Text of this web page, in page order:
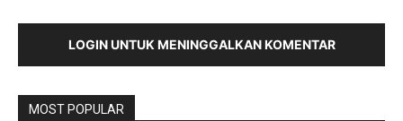
LOGIN UNTUK MENINGGALKAN KOMENTAR
MOST POPULAR